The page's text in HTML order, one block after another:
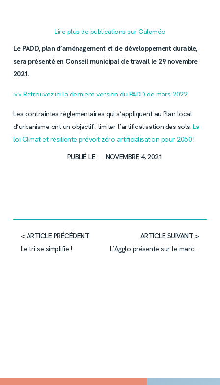
Lire plus de publications sur Calaméo
Le PADD, plan d’aménagement et de développement durable,
sera présenté en Conseil municipal de travail le 29 novembre
2021.
>> Retrouvez ici la dernière version du PADD de mars 2022
Les contraintes règlementaires qui s’appliquent au Plan local
d’urbanisme ont un objectif : limiter l’artificialisation des sols. La
loi Climat et résiliente prévoit zéro artificialisation pour 2050 !
PUBLIÉ LE :
NOVEMBRE 4, 2021
< ARTICLE PRÉCÉDENT
Le tri se simplifie !
ARTICLE SUIVANT >
L’Agglo présente sur le marché samedi